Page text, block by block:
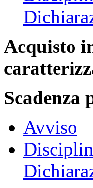
Acquisto
Scadenza
Avviso